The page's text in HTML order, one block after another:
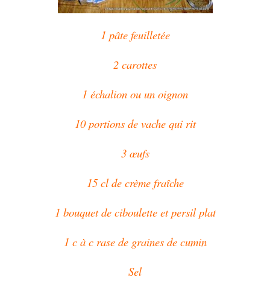
1 pâte feuilletée
2 carottes
1 échalion ou un oignon
10 portions de vache qui rit
3 œufs
15 cl de crème fraîche
1 bouquet de ciboulette et persil plat
1 c à c rase de graines de cumin
Sel